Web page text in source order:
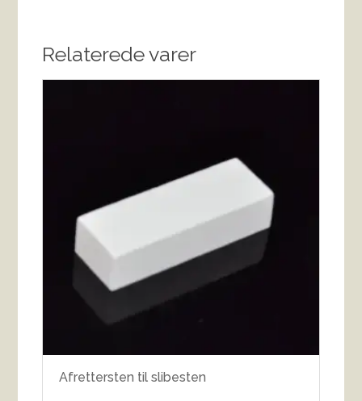
Relaterede varer
Afrettersten til slibesten